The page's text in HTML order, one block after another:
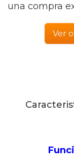
una compra
Ver